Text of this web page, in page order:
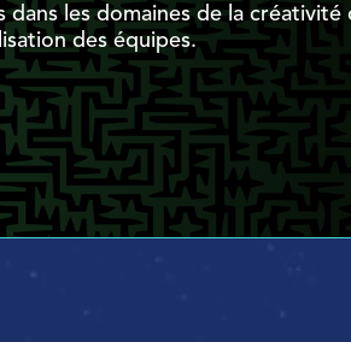
dans les domaines de la créativité
des équipes.